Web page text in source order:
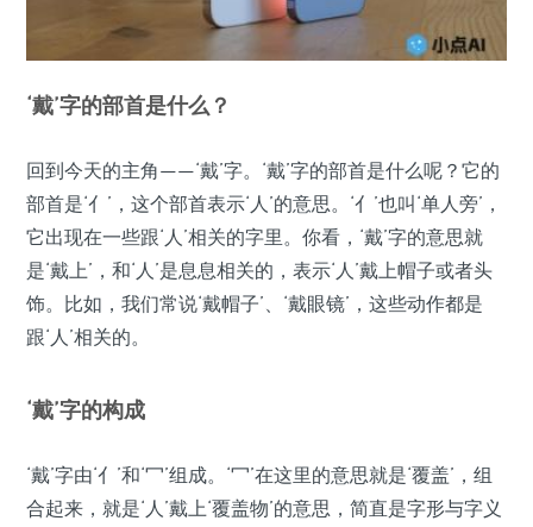
‘戴’字的部首是什么？
回到今天的主角——‘戴’字。‘戴’字的部首是什么呢？它的
部首是‘亻’，这个部首表示‘人’的意思。‘亻’也叫‘单人旁’，
它出现在一些跟‘人’相关的字里。你看，‘戴’字的意思就
是‘戴上’，和‘人’是息息相关的，表示‘人’戴上帽子或者头
饰。比如，我们常说‘戴帽子’、‘戴眼镜’，这些动作都是
跟‘人’相关的。
‘戴’字的构成
‘戴’字由‘亻’和‘冖’组成。‘冖’在这里的意思就是‘覆盖’，组
合起来，就是‘人’戴上‘覆盖物’的意思，简直是字形与字义